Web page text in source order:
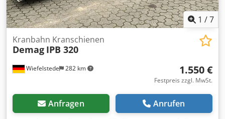
1 /7
Wiefelstede 282 km
Kranbahn Kranschienen
Demag IPB 320
1.550 €
Festpreis zzgl. MwSt.
Anfragen Anrufen